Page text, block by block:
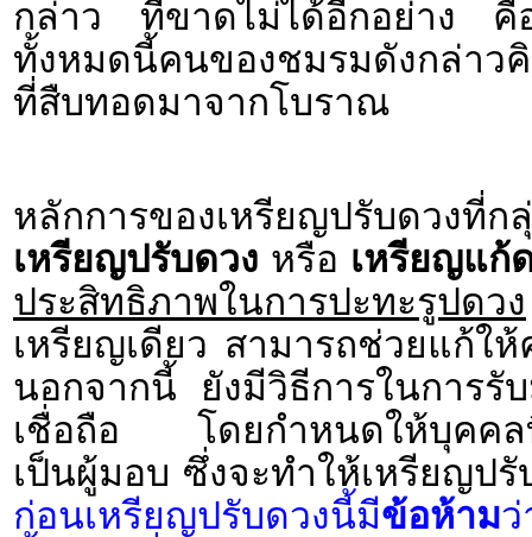
กล่าว ที่ขาดไม่ได้อีกอย่าง คื
ทั้งหมดนี้คนของชมรมดังกล่าว
ที่สืบทอดมาจากโบราณ
หลักการของเหรียญปรับดวง
เหรียญปรับดวง หรือ เหรียญแก้
ประสิทธิภาพในการปะทะรูปดวง
เหรียญเดียว สามารถช่วยแก้ใ
นอกจากนี้ ยังมีวิธีการในการรั
เชื่อถือ โดยกำหนดให้บุคคลที่
เป็นผู้มอบ ซึ่งจะทำให้เหรียญป
ก่อนเหรียญปรับดวงนี้มีข้อห้าม